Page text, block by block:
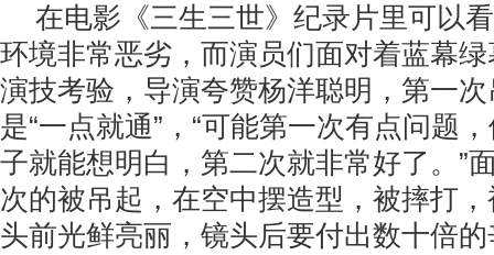
在电影《三生三世》纪录片里可以
环境非常恶劣，而演员们面对着蓝幕
演技考验，导演夸赞杨洋聪明，第一
是“一点就通”，“可能第一次有点问题
子就能想明白，第二次就非常好了。”
次的被吊起，在空中摆造型，被摔打
头前光鲜亮丽，镜头后要付出数十倍